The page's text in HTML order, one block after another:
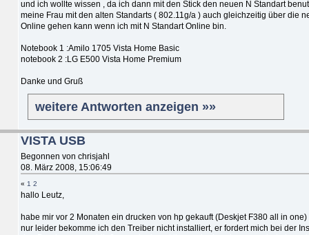
und ich wollte wissen , da ich dann mit den Stick den neuen N Standart
meine Frau mit den alten Standarts ( 802.11g/a ) auch gleichzeitig über die
Online gehen kann wenn ich mit N Standart Online bin.
Notebook 1 :Amilo 1705 Vista Home Basic
notebook 2 :LG E500 Vista Home Premium
Danke und Gruß
weitere Antworten anzeigen »»
VISTA USB
Begonnen von chrisjahl
08. März 2008, 15:06:49
« 1 2
hallo Leutz,
habe mir vor 2 Monaten ein drucken von hp gekauft (Deskjet F380 all in one)
nur leider bekomme ich den Treiber nicht installiert, er fordert mich bei der